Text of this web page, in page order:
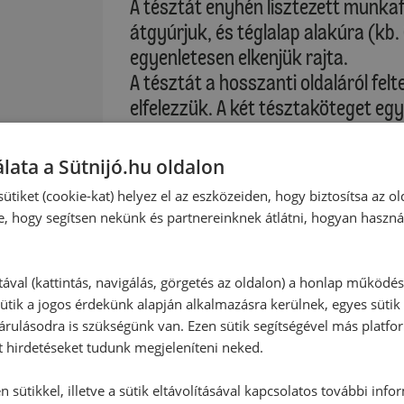
A tésztát enyhén lisztezett
átgyúrjuk, és téglalap alakúra
egyenletesen elkenjük rajta.
A tésztát a hosszanti oldaláról
elfelezzük. A két tésztaköteget
formázunk belőle. A végeket
tepsibe tesszük, és még egyszer
kelesztjük. A sütőt előmelegítjük.
Alsó és felső sütés: kb. 180 °C
A tepsit a sütő alsó részébe toljuk.
Sütési idő: kb. 35-40 perc
a Sütnijó.hu oldalon
(cookie-kat) helyez el az eszközeiden, hogy biztosítsa az
hogy segítsen nekünk és partnereinknek átlátni, hogyan
(kattintás, navigálás, görgetés az oldalon) a honlap
a jogos érdekünk alapján alkalmazásra kerülnek, egyes
is szükségünk van. Ezen sütik segítségével más
hirdetéseket tudunk megjeleníteni neked.
sütikkel, illetve a sütik eltávolításával kapcsolatos további